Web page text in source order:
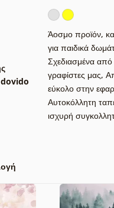
dovido
Άοσμο προϊόν,
για παιδικά
Σχεδιασμένα από
γραφίστες μας,
εύκολο στην
Αυτοκόλλητη
ισχυρή